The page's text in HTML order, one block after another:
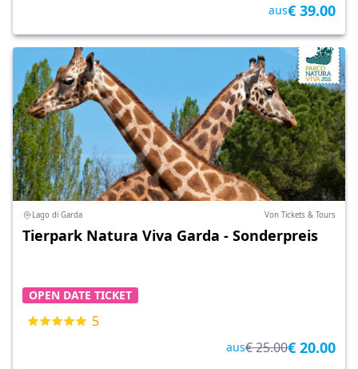
aus€ 39.00
Lago di Garda Von Tickets & Tours
Tierpark Natura Viva Garda - Sonderpreis
OPEN DATE TICKET
5
aus€ 25.00€ 20.00